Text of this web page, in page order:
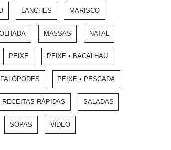
LANCHES MARISCO
MASSAS NATAL
PEIXE PEIXE • BACALHAU
PEIXE • PESCADA
RECEITAS RÁPIDAS SALADAS
SOPAS VÍDEO